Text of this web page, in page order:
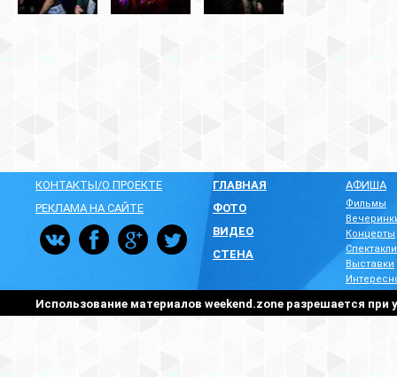
КОНТАКТЫ/О ПРОЕКТЕ
РЕКЛАМА НА САЙТЕ
ГЛАВНАЯ
ФОТО
ВИДЕО
СТЕНА
АФИША
Фильмы
Концерты
Спектакли
Выставки
Использование материалов weekend.zone разрешается